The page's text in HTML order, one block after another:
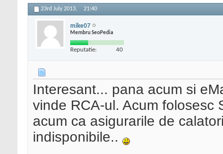
23rd July 2013, 21:40
mike07
Membru SeoPedia
Reputatie: 40
Interesant... pana acum si
vinde RCA-ul. Acum folosesc
acum ca asigurarile de
indisponibile..